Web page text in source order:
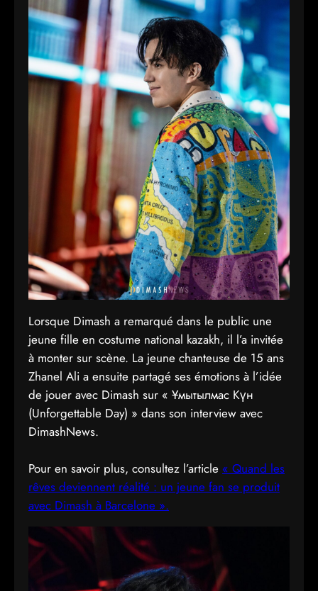
Lorsque Dimash a remarqué dans le public une
jeune fille en costume national kazakh, il l’a invitée
à monter sur scène. La jeune chanteuse de 15 ans
Zhanel Ali a ensuite partagé ses émotions à l’idée
de jouer avec Dimash sur « Ұмытылмас Күн
(Unforgettable Day) » dans son interview avec
DimashNews.
Pour en savoir plus, consultez l’article « Quand les
rêves deviennent réalité : un jeune fan se produit
avec Dimash à Barcelone ».